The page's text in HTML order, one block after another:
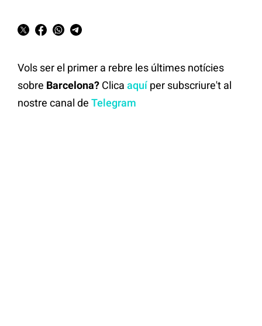
Vols ser el primer a rebre les últimes notícies
sobre Barcelona? Clica aquíper subscriure't al
nostre canal de Telegram